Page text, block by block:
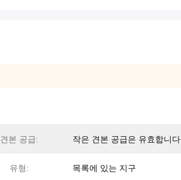
견본 공급: 작은 견본 공급은 유효합니다
유형: 목록에 있는 지구